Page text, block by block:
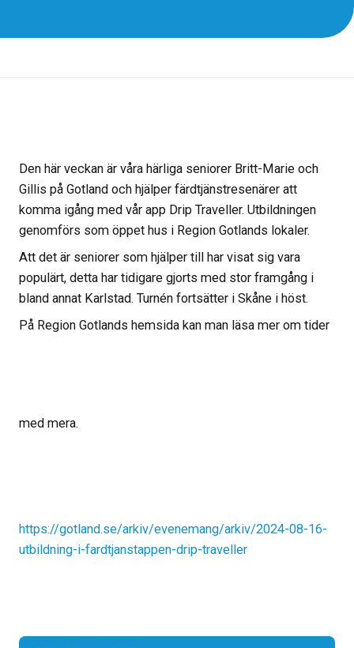
Den här veckan är våra härliga seniorer Britt-Marie och
Gillis på Gotland och hjälper färdtjänstresenärer att
komma igång med vår app Drip Traveller. Utbildningen
genomförs som öppet hus i Region Gotlands lokaler.
Att det är seniorer som hjälper till har visat sig vara
populärt, detta har tidigare gjorts med stor framgång i
bland annat Karlstad. Turnén fortsätter i Skåne i höst.
På Region Gotlands hemsida kan man läsa mer om tider
med mera.
https://gotland.se/arkiv/evenemang/arkiv/2024-08-16-
utbildning-i-fardtjanstappen-drip-traveller